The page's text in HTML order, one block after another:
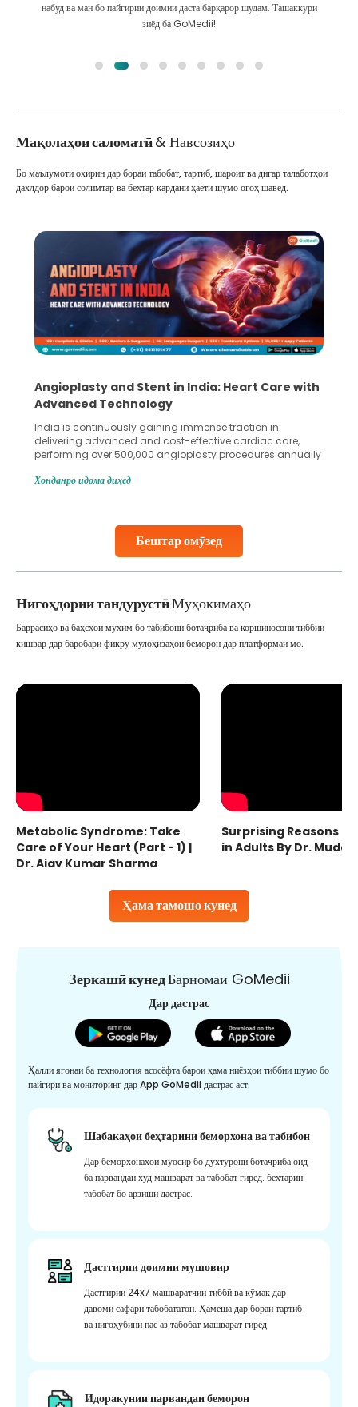
ҳатто пас аз табобат бо мо робитаи бузург доранд
Мақолаҳои саломатӣ& Навсозиҳо
Бештар омӯзед
Бо маълумоти охирин дар бораи табобат, тартиб, шароит ва дигар талаботҳои
дахлдор барои солимтар ва беҳтар кардани ҳаёти шумо огоҳ шавед.
Angioplasty and Stent in India: Heart Care with
Advanced Technology
India is continuously gaining immense traction in
delivering advanced and cost-effective cardiac care,
performing over 500,000 angioplasty procedures annually
globe are searching for treatments like angioplasty and
Studies, such as one published
Хонданро идома диҳед
Нигоҳдории тандурустӣМуҳокимаҳо
Ҳама тамошо кунед
Баррасиҳо ва баҳсҳои муҳим бо табибони ботаҷриба ва коршиносони тиббии
кишвар дар баробари фикру мулоҳизаҳои беморон дар платформаи мо.
Metabolic Syndrome: Take
Care of Your Heart (Part - 1) |
Dr. Ajay Kumar Sharma
Surprising Reasons
in Adults By Dr.
Зеркашӣ кунедБарномаи GoMedii
Дар дастрас
Ҳалли ягонаи ба технология асосёфта барои ҳама ниёзҳои тиббии шумо бо
пайгирӣ ва мониторинг дар App GoMedii дастрас аст.
Шабакаҳои беҳтарини беморхона ва табибон
Дар беморхонаҳои муосир бо духтурони ботаҷриба оид
ба парвандаи худ машварат ва табобат гиред. беҳтарин
табобат бо арзиши дастрас.
Дастгирии доимии мушовир
Дастгирии 24x7 машваратчии тиббӣ ва кӯмак дар
давоми сафари табобататон. Ҳамеша дар бораи тартиб
ва нигоҳубини пас аз табобат машварат гиред.
Идоракунии парвандаи беморон